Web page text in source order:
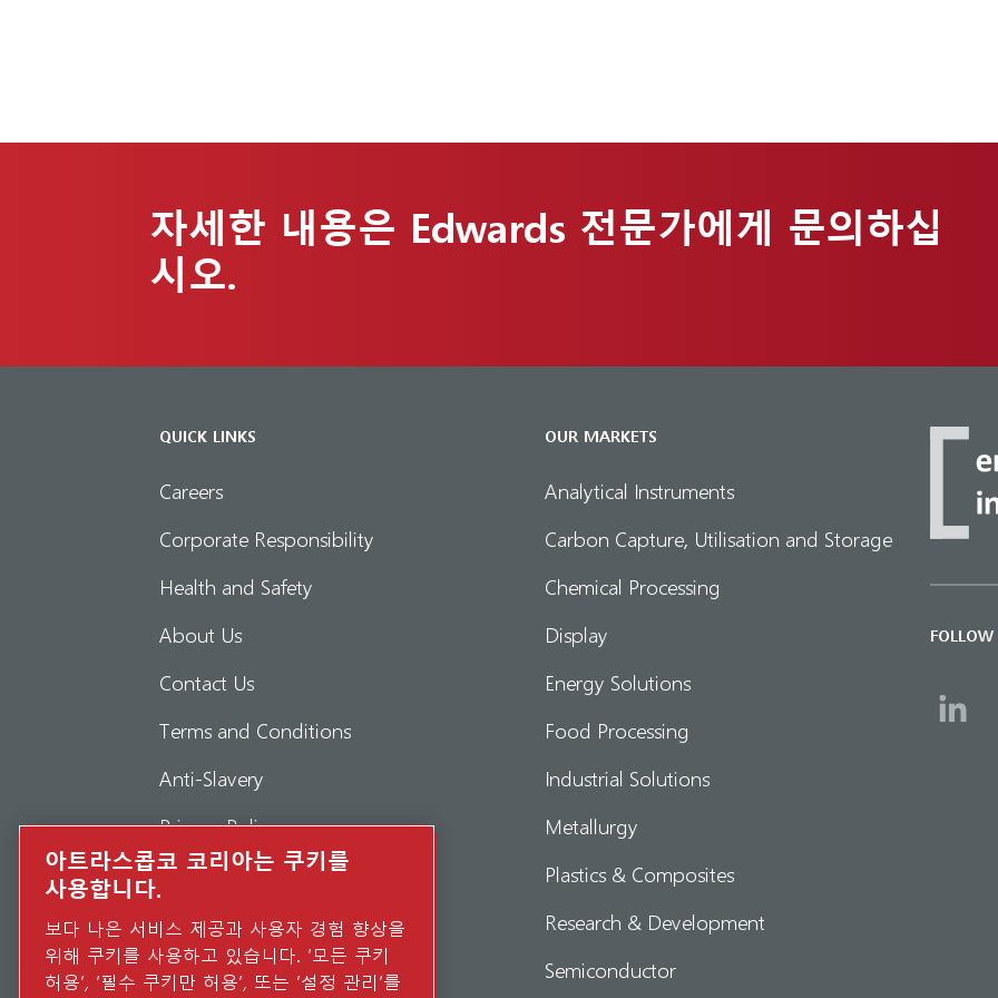
자세한 내용은 Edwards 전문가에게 문의하십
시오.
QUICK LINKS
Careers
Corporate Responsibility
Health and Safety
About Us
Contact Us
Terms and Conditions
Anti-Slavery
Privacy Policy
Report Misconduct
Suppliers
Accessibility
OUR MARKETS
Analytical Instruments
Carbon Capture, Utilisation and Storage
Chemical Processing
Display
Energy Solutions
Food Processing
Industrial Solutions
Metallurgy
Plastics & Composites
Research & Development
Semiconductor
FOLLOW
아트라스콥코 코리아는 쿠키를
사용합니다.
보다 나은 서비스 제공과 사용자 경험 향상을
위해 쿠키를 사용하고 있습니다. ‘모든 쿠키
허용’, ‘필수 쿠키만 허용’, 또는 ‘설정 관리’를